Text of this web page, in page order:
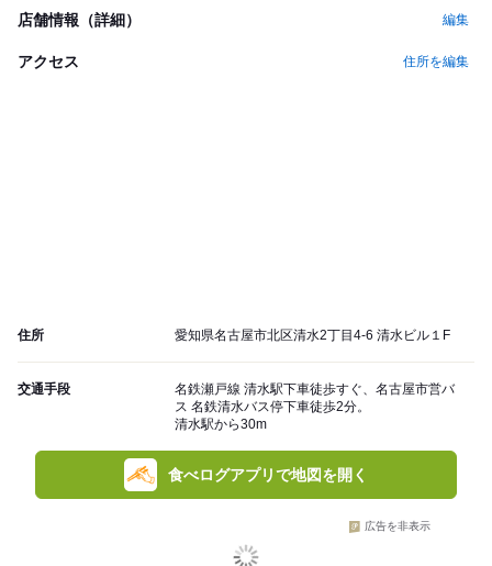
店舗情報（詳細） 編集
アクセス 住所を編集
住所 愛知県名古屋市北区清水2丁目4-6 清水ビル１F
交通手段
名鉄瀬戸線 清水駅下車徒歩すぐ、名古屋市営バ
ス 名鉄清水バス停下車徒歩2分。
清水駅から30m
食べログアプリで地図を開く
広告を非表示